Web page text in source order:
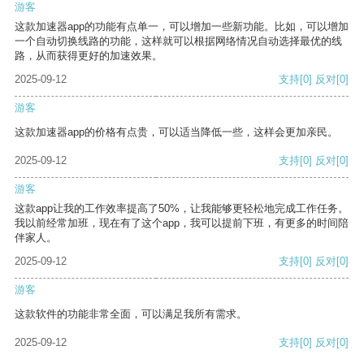
游客
这款加速器app的功能有点单一，可以增加一些新功能。比如，可以增加
一个自动切换线路的功能，这样就可以根据网络情况自动选择最优的线
路，从而获得更好的加速效果。
2025-09-12
支持[0] 反对[0]
游客
这款加速器app的价格有点贵，可以适当降低一些，这样会更加亲民。
2025-09-12 支持[0] 反对[0]
游客
这款app让我的工作效率提高了50%，让我能够更轻松地完成工作任务。
我以前经常加班，现在有了这个app，我可以提前下班，有更多的时间陪
伴家人。
2025-09-12
支持[0] 反对[0]
游客
这款软件的功能非常全面，可以满足我所有需求。
2025-09-12 支持[0] 反对[0]